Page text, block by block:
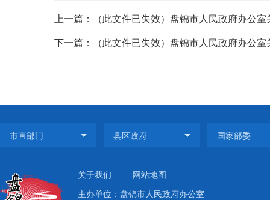
上一篇：（此文件已失效）盘锦市人民政府办公
下一篇：（此文件已失效）盘锦市人民政府办公
关于我们 网站地图
主办单位：盘锦市人民政府办公室